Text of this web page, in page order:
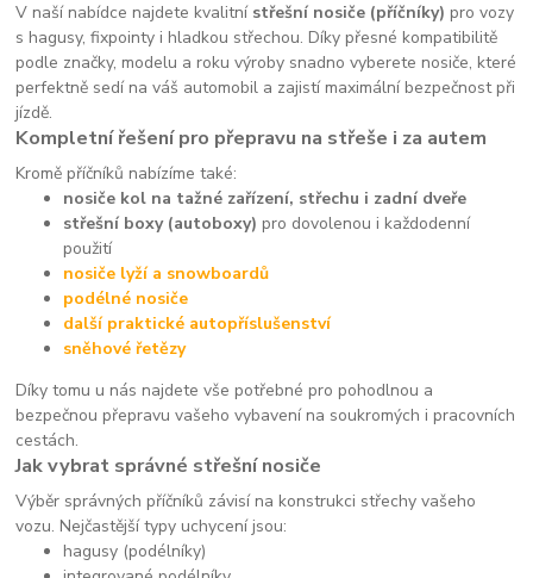
V naší nabídce najdete kvalitní střešní nosiče (příčníky) pro vozy
s hagusy, fixpointy i hladkou střechou. Díky přesné kompatibilitě
podle značky, modelu a roku výroby snadno vyberete nosiče, které
perfektně sedí na váš automobil a zajistí maximální bezpečnost při
jízdě.
Kompletní řešení pro přepravu na střeše i za autem
Kromě příčníků nabízíme také:
nosiče kol na tažné zařízení, střechu i zadní dveře
střešní boxy (autoboxy) pro dovolenou i každodenní
použití
nosiče lyží a snowboardů
podélné nosiče
další praktické autopříslušenství
sněhové řetězy
Díky tomu u nás najdete vše potřebné pro pohodlnou a
bezpečnou přepravu vašeho vybavení na soukromých i pracovních
cestách.
Jak vybrat správné střešní nosiče
Výběr správných příčníků závisí na konstrukci střechy vašeho
vozu. Nejčastější typy uchycení jsou:
hagusy (podélníky)